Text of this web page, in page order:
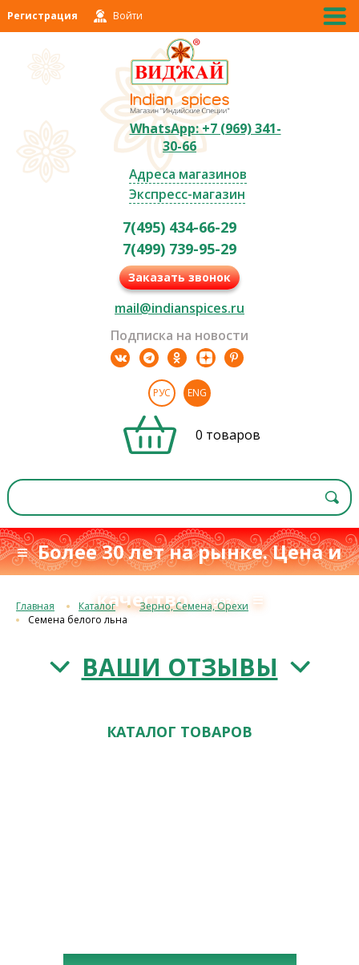
Регистрация Войти
WhatsApp: +7 (969) 341-
30-66
Адреса магазинов
Экспресс-магазин
7(495) 434-66-29
7(499) 739-95-29
Заказать звонок
mail@indianspices.ru
Подписка на новости
РУС ENG
0 товаров
≡ Более 30 лет на рынке. Цена и
качествос 1993 г.≡
Главная Каталог
Зерно, Семена, Орехи
Семена белого льна
ВАШИ ОТЗЫВЫ
КАТАЛОГ ТОВАРОВ